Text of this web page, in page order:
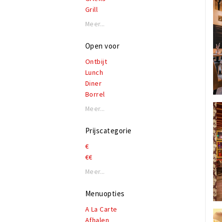
Grill
Indonesisch
Italiaans
Japans
Koffie, lunch & lekkers
Mediterraan
Nederlands - Belgisch
Oosters - Orientaal
Pannenkoeken
Tapas
Meer...
Open voor
Ontbijt
Lunch
Diner
Borrel
Meer...
Prijscategorie
€
€€
Meer...
Menuopties
A La Carte
Afhalen